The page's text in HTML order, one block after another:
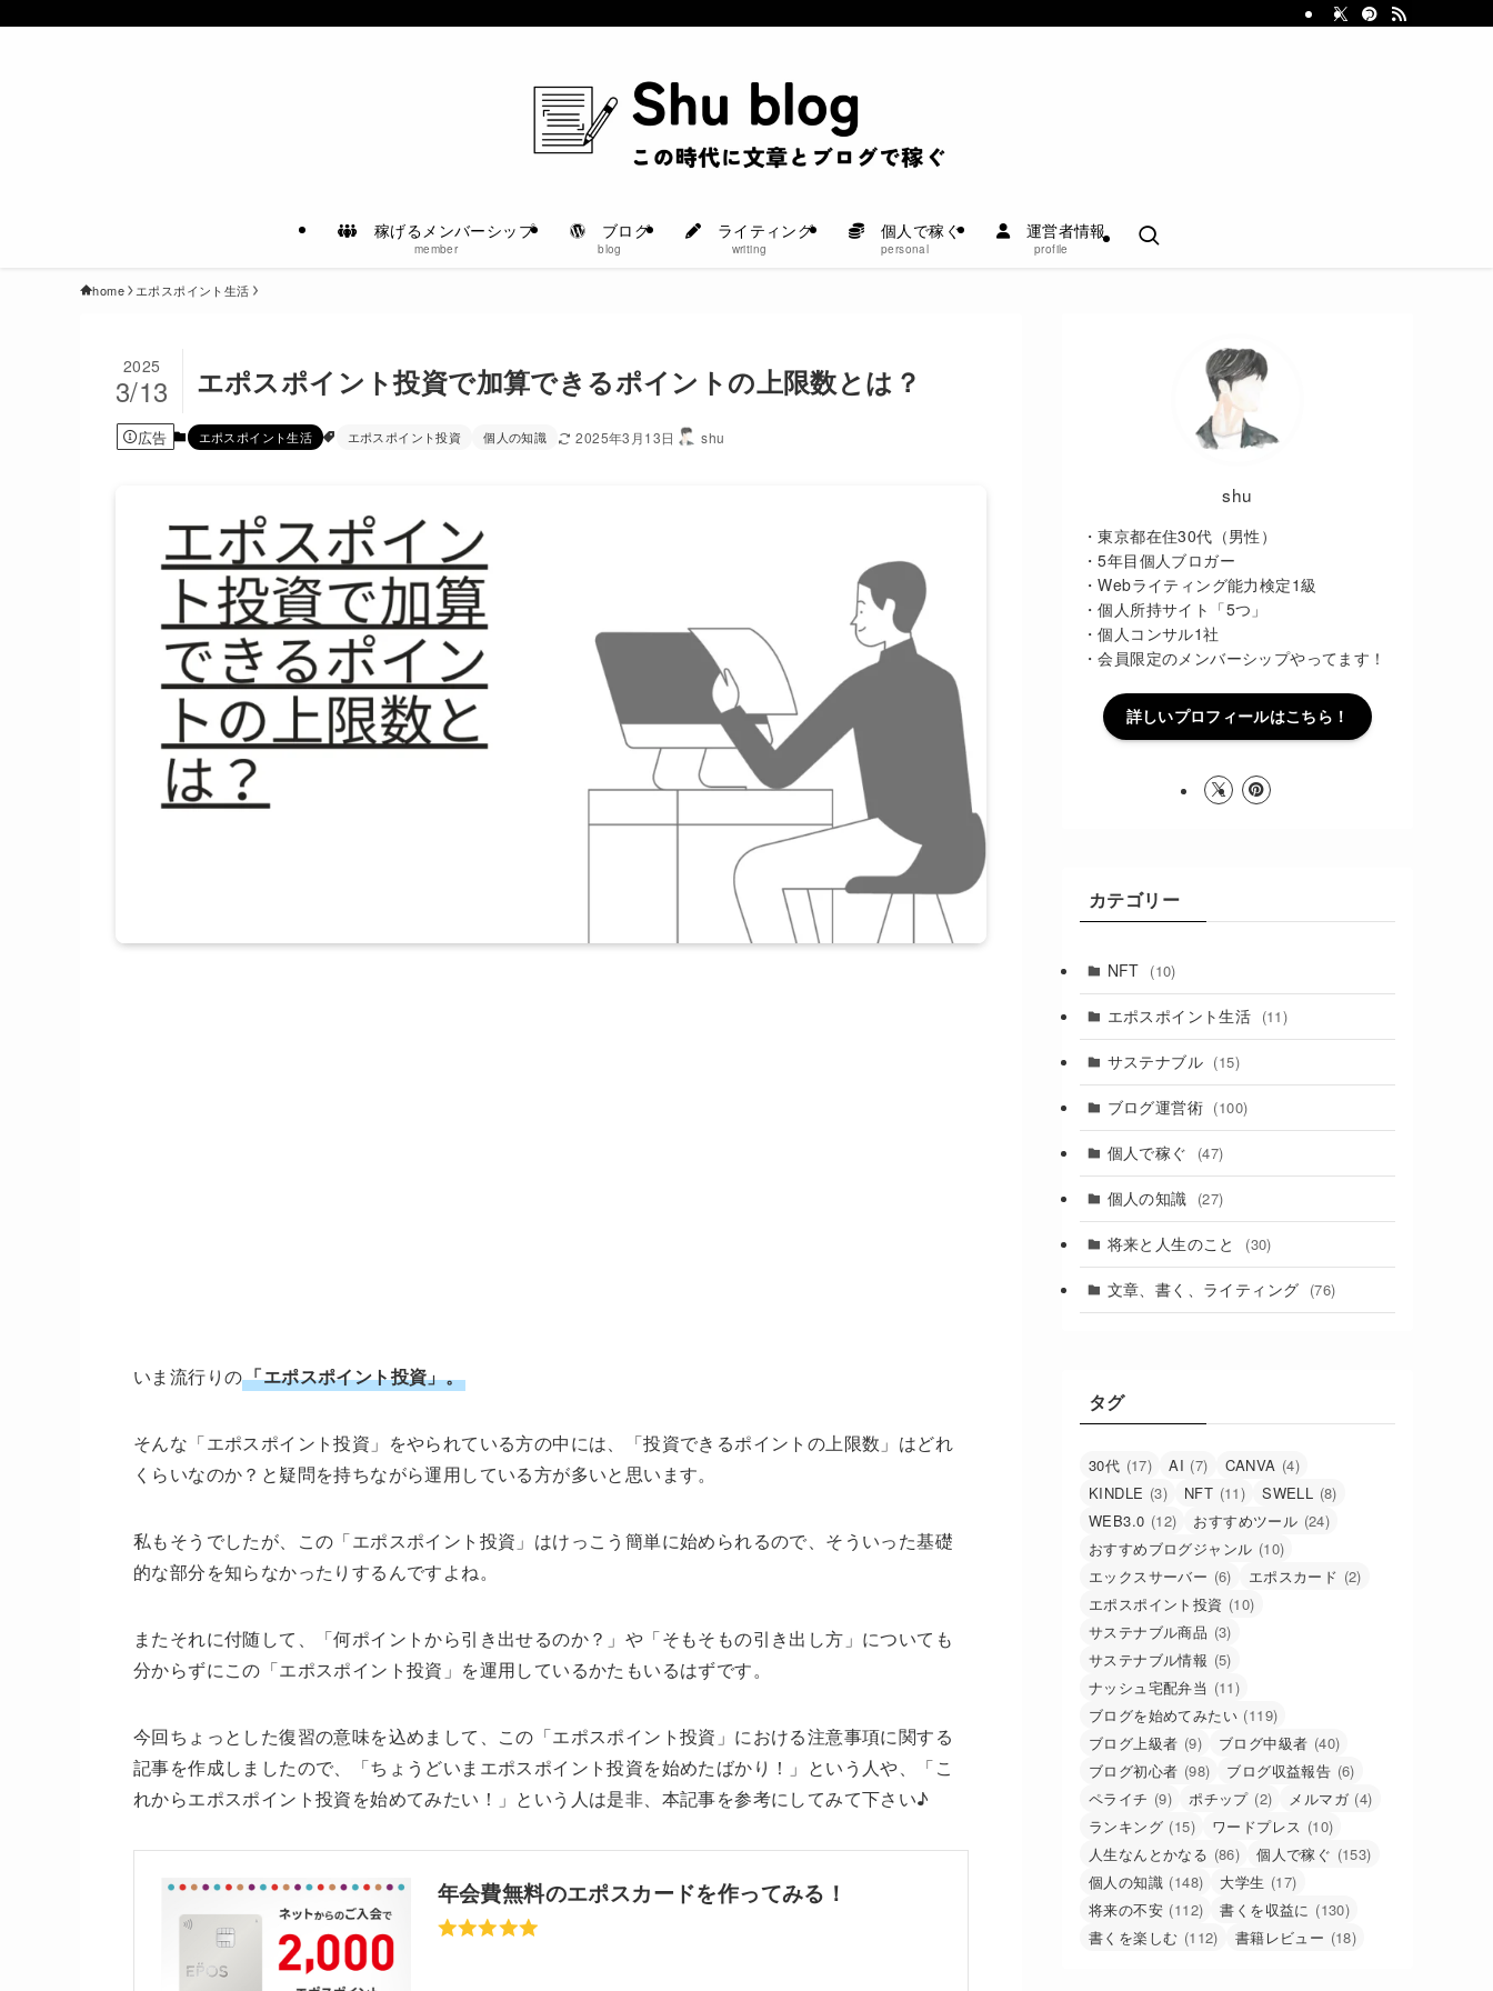
稼げるメンバーシップ
member
ブログ
blog
ライティング
writing
個人で稼ぐ
personal
運営者情報
profile
home エポスポイント生活
エポスポイント投資で加算できるポイントの上限数とは？
2025
3/13
広告 エポスポイント生活 エポスポイント投資 個人の知識 2025年3月13日 shu
いま流行りの「エポスポイント投資」。
そんな「エポスポイント投資」をやられている方の中には、「投資できるポイントの上限数」はどれ
くらいなのか？と疑問を持ちながら運用している方が多いと思います。
私もそうでしたが、この「エポスポイント投資」はけっこう簡単に始められるので、そういった基礎
的な部分を知らなかったりするんですよね。
またそれに付随して、「何ポイントから引き出せるのか？」や「そもそもの引き出し方」についても
分からずにこの「エポスポイント投資」を運用しているかたもいるはずです。
今回ちょっとした復習の意味を込めまして、この「エポスポイント投資」における注意事項に関する
記事を作成しましたので、「ちょうどいまエポスポイント投資を始めたばかり！」という人や、「こ
れからエポスポイント投資を始めてみたい！」という人は是非、本記事を参考にしてみて下さい♪
年会費無料のエポスカードを作ってみる！
shu
・東京都在住30代（男性）
・5年目個人ブロガー
・Webライティング能力検定1級
・個人所持サイト「5つ」
・個人コンサル1社
・会員限定のメンバーシップやってます！
詳しいプロフィールはこちら！
カテゴリー
NFT (10)
エポスポイント生活 (11)
サステナブル (15)
ブログ運営術 (100)
個人で稼ぐ (47)
個人の知識 (27)
将来と人生のこと (30)
文章、書く、ライティング (76)
タグ
30代 (17) AI (7) CANVA (4)
KINDLE (3) NFT (11) SWELL (8)
WEB3.0 (12) おすすめツール (24)
おすすめブログジャンル (10)
エックスサーバー (6) エポスカード (2)
エポスポイント投資 (10)
サステナブル商品 (3)
サステナブル情報 (5)
ナッシュ宅配弁当 (11)
ブログを始めてみたい (119)
ブログ上級者 (9) ブログ中級者 (40)
ブログ初心者 (98) ブログ収益報告 (6)
ペライチ (9) ポチップ (2) メルマガ (4)
ランキング (15) ワードプレス (10)
人生なんとかなる (86) 個人で稼ぐ (153)
個人の知識 (148) 大学生 (17)
将来の不安 (112) 書くを収益に (130)
書くを楽しむ (112) 書籍レビュー (18)